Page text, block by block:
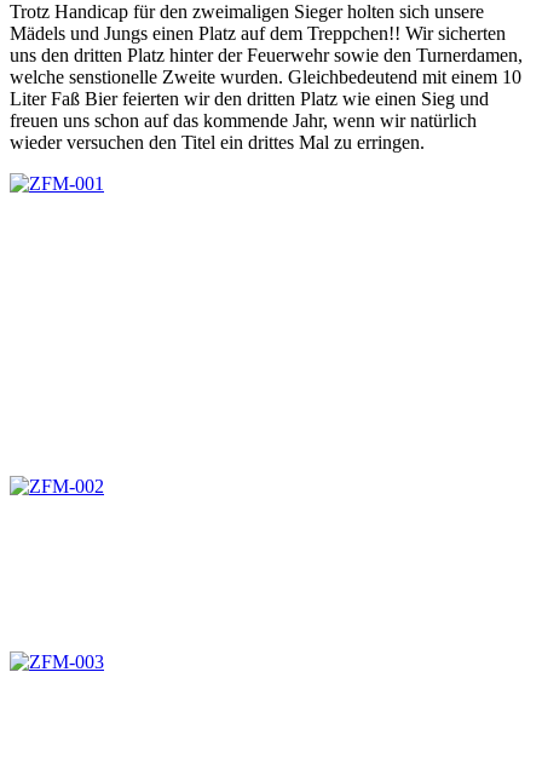
Trotz Handicap für den zweimaligen Sieger holten sich unsere
Mädels und Jungs einen Platz auf dem Treppchen!! Wir sicherten
uns den dritten Platz hinter der Feuerwehr sowie den Turnerdamen,
welche senstionelle Zweite wurden. Gleichbedeutend mit einem 10
Liter Faß Bier feierten wir den dritten Platz wie einen Sieg und
freuen uns schon auf das kommende Jahr, wenn wir natürlich
wieder versuchen den Titel ein drittes Mal zu erringen.